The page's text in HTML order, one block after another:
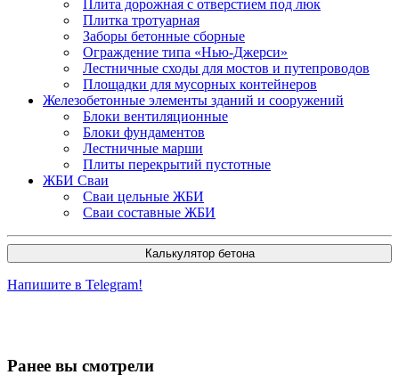
Плита дорожная с отверстием под люк
Плитка тротуарная
Заборы бетонные сборные
Ограждение типа «Нью-Джерси»
Лестничные сходы для мостов и путепроводов
Площадки для мусорных контейнеров
Железобетонные элементы зданий и сооружений
Блоки вентиляционные
Блоки фундаментов
Лестничные марши
Плиты перекрытий пустотные
ЖБИ Сваи
Сваи цельные ЖБИ
Сваи составные ЖБИ
Калькулятор бетона
Напишите в Telegram!
Ранее вы смотрели